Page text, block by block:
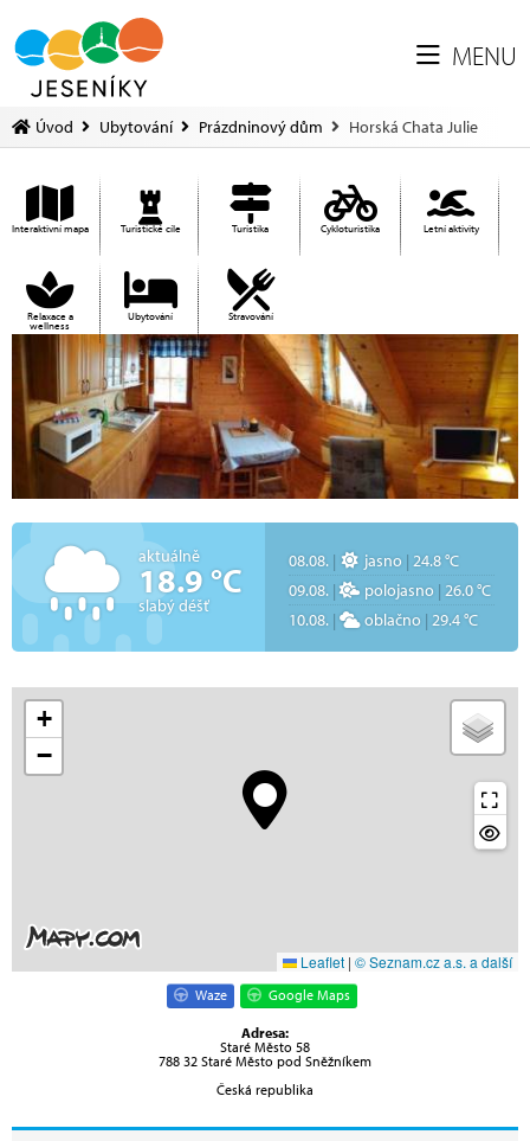
MENU
Úvod Ubytování Prázdninový dům Horská Chata Julie
Interaktivní mapa Turistické cíle Turistika Cykloturistika Letní aktivity
Relaxace a
wellness
Ubytování Stravování
aktuálně
18.9 °C
slabý déšť
08.08. | jasno | 24.8 °C
09.08. | polojasno | 26.0 °C
10.08. | oblačno | 29.4 °C
+
−
Leaflet | © Seznam.cz a.s. a další
Waze Google Maps
Adresa:
Staré Město 58
788 32 Staré Město pod Sněžníkem
Česká republika